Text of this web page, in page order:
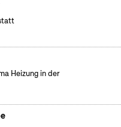
Heizung in der